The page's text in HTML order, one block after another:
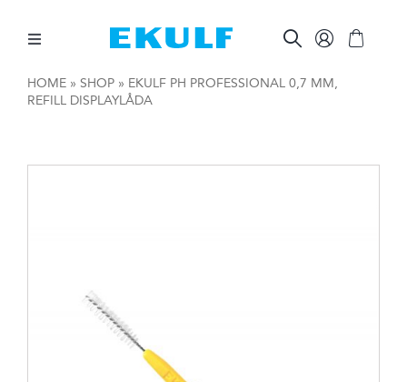
contentToggle
Navigation
MELLAN TÄNDERNA
BORSTA TÄNDERNA
HOME» SHOP» EKULF PH PROFESSIONAL 0,7 MM,
REFILL DISPLAYLÅDA